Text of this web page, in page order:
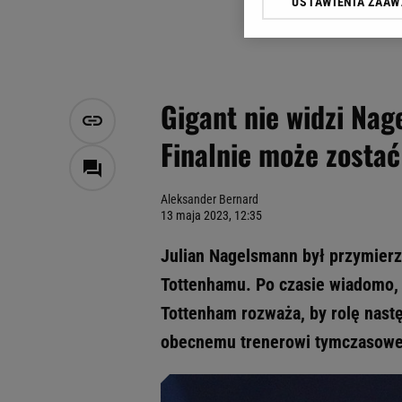
Gigant nie widzi
Finalnie może
Aleksander Bernard
13 maja 2023, 12:35
Julian Nagelsmann był
Tottenhamu. Po czasie
Tottenham rozważa, by rolę
obecnemu trenerowi
Klikając „Akceptuję”
Zaufanych Partnerów i
My, nasi Zaufani
Użycie dokładnych
Przechowywanie